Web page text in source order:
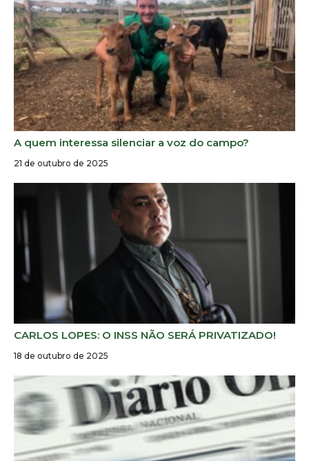
A quem interessa silenciar a voz do campo?
21 de outubro de 2025
CARLOS LOPES: O INSS NÃO SERÁ PRIVATIZADO!
18 de outubro de 2025